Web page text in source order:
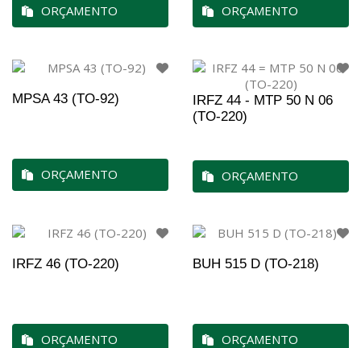
ORÇAMENTO ORÇAMENTO
MPSA 43 (TO-92)
ORÇAMENTO
IRFZ 44 - MTP 50 N 06
(TO-220)
ORÇAMENTO
IRFZ 46 (TO-220)
ORÇAMENTO
BUH 515 D (TO-218)
ORÇAMENTO